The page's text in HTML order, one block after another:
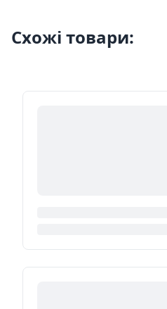
Схожі товари: